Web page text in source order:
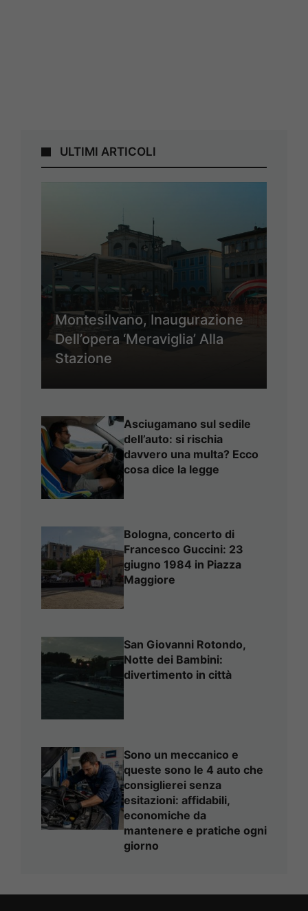
ULTIMI ARTICOLI
Montesilvano, Inaugurazione
Dell’opera ‘Meraviglia’ Alla
Stazione
Asciugamano sul sedile
dell’auto: si rischia
davvero una multa? Ecco
cosa dice la legge
Bologna, concerto di
Francesco Guccini: 23
giugno 1984 in Piazza
Maggiore
San Giovanni Rotondo,
Notte dei Bambini:
divertimento in città
Sono un meccanico e
queste sono le 4 auto che
consiglierei senza
esitazioni: affidabili,
economiche da
mantenere e pratiche ogni
giorno